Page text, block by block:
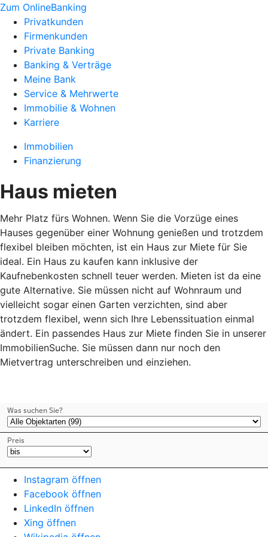
Zum OnlineBanking
Privatkunden
Firmenkunden
Private Banking
Banking & Verträge
Meine Bank
Service & Mehrwerte
Immobilie & Wohnen
Karriere
Immobilien
Finanzierung
Haus mieten
Mehr Platz fürs Wohnen. Wenn Sie die Vorzüge eines
Hauses gegenüber einer Wohnung genießen und trotzdem
flexibel bleiben möchten, ist ein Haus zur Miete für Sie
ideal. Ein Haus zu kaufen kann inklusive der
Kaufnebenkosten schnell teuer werden. Mieten ist da eine
gute Alternative. Sie müssen nicht auf Wohnraum und
vielleicht sogar einen Garten verzichten, sind aber
trotzdem flexibel, wenn sich Ihre Lebenssituation einmal
ändert. Ein passendes Haus zur Miete finden Sie in unserer
ImmobilienSuche. Sie müssen dann nur noch den
Mietvertrag unterschreiben und einziehen.
Instagram öffnen
Facebook öffnen
LinkedIn öffnen
Xing öffnen